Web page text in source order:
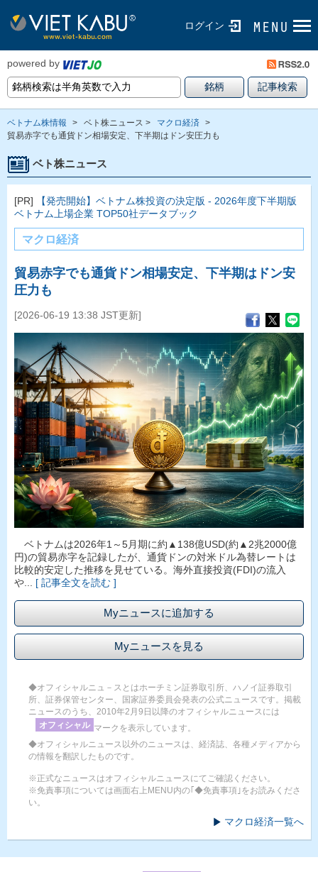
ログイン
powered by
ベトナム株情報 > ベト株ニュース > マクロ経済 >
貿易赤字でも通貨ドン相場安定、下半期はドン安圧力も
ベト株ニュース
[PR]
【発売開始】ベトナム株投資の決定版 - 2026年度下半期版
ベトナム上場企業 TOP50社データブック
マクロ経済
貿易赤字でも通貨ドン相場安定、下半期はドン安
圧力も
[2026-06-19 13:38 JST更新]
ベトナムは2026年1～5月期に約▲138億USD(約▲2兆2000億
円)の貿易赤字を記録したが、通貨ドンの対米ドル為替レートは
比較的安定した推移を見せている。海外直接投資(FDI)の流入
や... [ 記事全文を読む ]
Myニュースに追加する
Myニュースを見る
◆オフィシャルニュ－スとはホーチミン証券取引所、ハノイ証券取引
所、証券保管センター、国家証券委員会発表の公式ニュースです。掲載
ニュースのうち、2010年2月9日以降のオフィシャルニュースには
オフィシャル マークを表示しています。
◆オフィシャルニュース以外のニュースは、経済誌、各種メディアから
の情報を翻訳したものです。
※正式なニュースはオフィシャルニュースにてご確認ください。
※免責事項については画面右上MENU内の｢◆免責事項｣をお読みくださ
い。
マクロ経済一覧へ